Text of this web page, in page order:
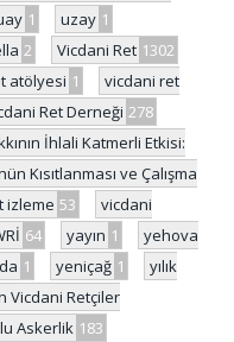
1 uzay 1
2 Vicdani Ret 1302
atölyesi 1
vicdani ret
Ret Derneği 278
İhlali Katmerli Etkisi:
Kısıtlanması ve Çalışma
izleme 53
vicdani
64 yayın 1
yehova
1 yeniçağ 1
yılık
Vicdani Retçiler
Askerlik 183